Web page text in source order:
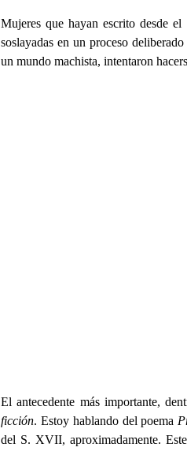
Mujeres que hayan escrito desde
soslayadas en un proceso deliberado
un mundo machista, intentaron
El antecedente más importante,
ficción. Estoy hablando del poema
del S. XVII, aproximadamente.